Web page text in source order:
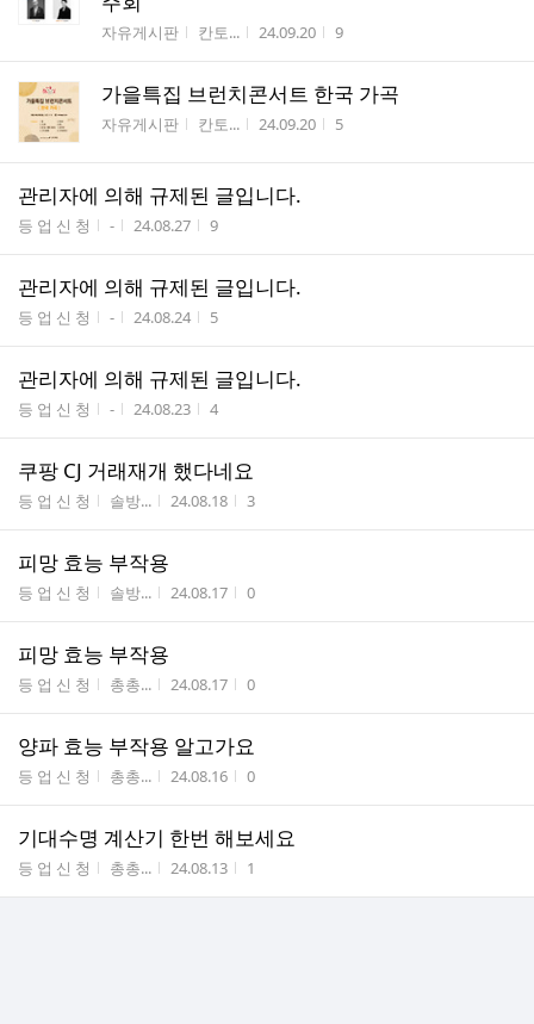
게시판명
자유게시판 작성자
칸토... 작성시간
24.09.20 조회수
9
가을특집 브런치콘서트 한국 가곡
게시판명
자유게시판 작성자
칸토... 작성시간
24.09.20 조회수
5
관리자에 의해 규제된 글입니다.
게시판명
등 업 신 청 작성자
- 작성시간
24.08.27 조회수
9
관리자에 의해 규제된 글입니다.
게시판명
등 업 신 청 작성자
- 작성시간
24.08.24 조회수
5
관리자에 의해 규제된 글입니다.
게시판명
등 업 신 청 작성자
- 작성시간
24.08.23 조회수
4
쿠팡 CJ 거래재개 했다네요
게시판명
등 업 신 청 작성자
솔방... 작성시간
24.08.18 조회수
3
피망 효능 부작용
게시판명
등 업 신 청 작성자
솔방... 작성시간
24.08.17 조회수
0
피망 효능 부작용
게시판명
등 업 신 청 작성자
총총... 작성시간
24.08.17 조회수
0
양파 효능 부작용 알고가요
게시판명
등 업 신 청 작성자
총총... 작성시간
24.08.16 조회수
0
기대수명 계산기 한번 해보세요
게시판명
등 업 신 청 작성자
총총... 작성시간
24.08.13 조회수
1